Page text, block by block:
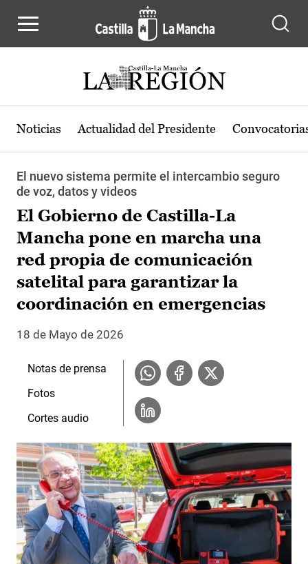
Noticias Actualidad del Presidente
El nuevo sistema permite el intercambio seguro
de voz, datos y videos
El Gobierno de Castilla-La
Mancha pone en marcha una
red propia de comunicación
satelital para garantizar la
coordinación en emergencias
18 de Mayo de 2026
Notas de prensa
Fotos
Cortes audio